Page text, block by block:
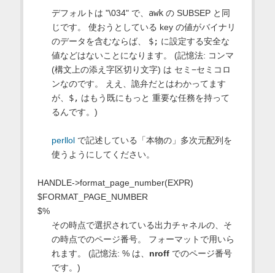
デフォルトは "\034" で、 awkの SUBSEP と同
じです。 使おうとしている key の値がバイナリ
のデータを含むならば、 $; に設定する安全な
値などはないことになります。 (記憶法: コンマ
(構文上の添え字区切り文字) は セミ−セミコロ
ンなのです。 ええ、詭弁だとはわかってます
が、 $, はもう既にもっと 重要な任務を持って
るんです。)
perllolで記述している「本物の」多次元配列を
使うようにしてください。
HANDLE->format_page_number(EXPR)
$FORMAT_PAGE_NUMBER
$%
その時点で選択されている出力チャネルの、そ
の時点でのページ番号。 フォーマットで用いら
れます。 (記憶法: % は、 nroffでのページ番号
です。)